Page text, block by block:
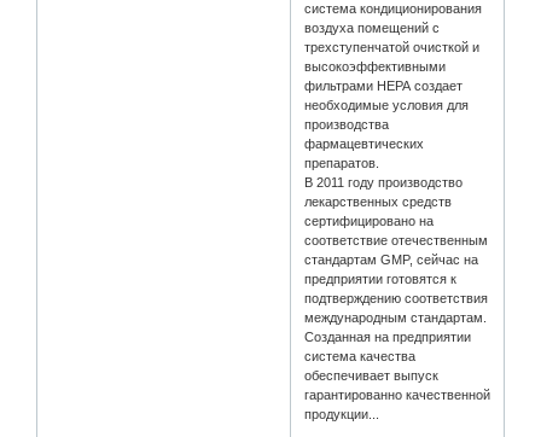
система кондиционирования
воздуха помещений с
трехступенчатой очисткой и
высокоэффективными
фильтрами НЕРА создает
необходимые условия для
производства
фармацевтических
препаратов.
В 2011 году производство
лекарственных средств
сертифицировано на
соответствие отечественным
стандартам GMP, сейчас на
предприятии готовятся к
подтверждению соответствия
международным стандартам.
Созданная на предприятии
система качества
обеспечивает выпуск
гарантированно качественной
продукции...